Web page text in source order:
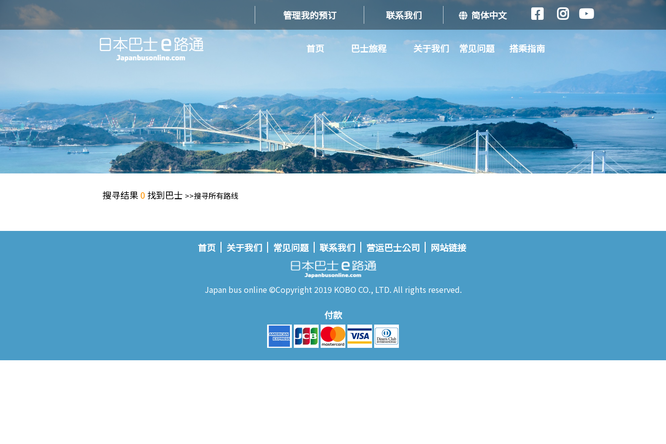
管理我的预订 联系我们 简体中文
首页 巴士旅程 关于我们 常见问题 搭乘指南
搜寻结果0 找到巴士 >>搜寻所有路线
首页 关于我们 常见问题 联系我们 营运巴士公司 网站链接
Japan bus online ©Copyright 2019 KOBO CO., LTD. All rights reserved.
付款